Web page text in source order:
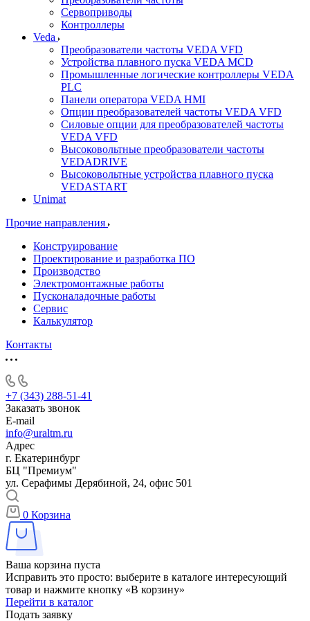
Сервоприводы
Контроллеры
Veda
Преобразователи частоты VEDA VFD
Устройства плавного пуска VEDA MCD
Промышленные логические контроллеры VEDA
PLC
Панели оператора VEDA HMI
Опции преобразователей частоты VEDA VFD
Силовые опции для преобразователей частоты
VEDA VFD
Высоковольтные преобразователи частоты
VEDADRIVE
Высоковольтные устройства плавного пуска
VEDASTART
Unimat
Прочие направления
Конструирование
Проектирование и разработка ПО
Производство
Электромонтажные работы
Пусконаладочные работы
Сервис
Калькулятор
Контакты
+7 (343) 288-51-41
Заказать звонок
E-mail
info@uraltm.ru
Адрес
г. Екатеринбург
БЦ "Премиум"
ул. Серафимы Дерябиной, 24, офис 501
0 Корзина
Ваша корзина пуста
Исправить это просто: выберите в каталоге интересующий
товар и нажмите кнопку «В корзину»
Перейти в каталог
Подать заявку